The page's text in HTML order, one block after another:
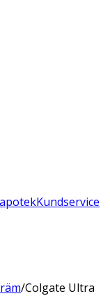
Kundservice
/Colgate Ultra